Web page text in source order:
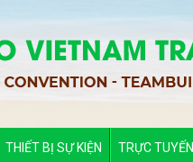
THIẾT BỊ SỰ KIỆN TRỰC TUYẾN